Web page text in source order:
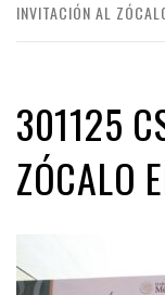
INVITACIÓN AL
301125
ZÓCALO